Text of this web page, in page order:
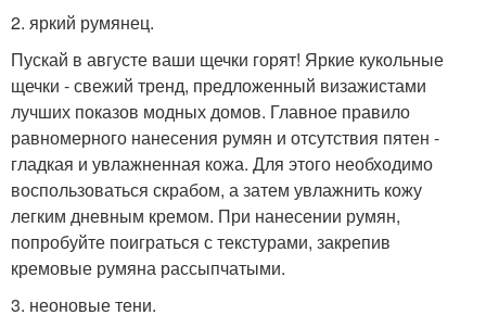
2. яркий румянец.
Пускай в августе ваши щечки горят! Яркие кукольные
щечки - свежий тренд, предложенный визажистами
лучших показов модных домов. Главное правило
равномерного нанесения румян и отсутствия пятен -
гладкая и увлажненная кожа. Для этого необходимо
воспользоваться скрабом, а затем увлажнить кожу
легким дневным кремом. При нанесении румян,
попробуйте поиграться с текстурами, закрепив
кремовые румяна рассыпчатыми.
3. неоновые тени.